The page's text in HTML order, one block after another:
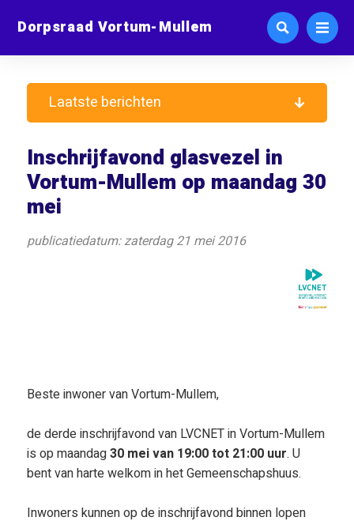
Dorpsraad Vortum-Mullem
Inschrijfavond glasvezel in
Vortum-Mullem op maandag 30
mei
publicatiedatum: zaterdag 21 mei 2016
Beste inwoner van Vortum-Mullem,
de derde inschrijfavond van LVCNET in Vortum-Mullem
is op maandag30 mei van 19:00 tot 21:00 uur. U
bent van harte welkom in het Gemeenschapshuus.
Inwoners kunnen op de inschrijfavond binnen lopen
Laatste berichten